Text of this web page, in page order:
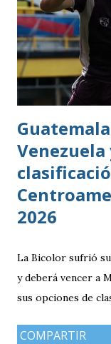
2026
La Bicolor sufrió
y deberá vencer a
sus opciones de
COMPARTIR